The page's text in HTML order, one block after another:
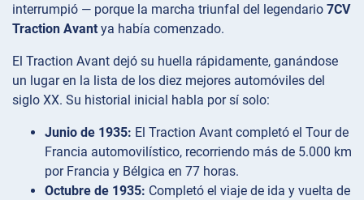
interrumpió — porque la marcha triunfal del legendario 7CV
Traction Avant ya había comenzado.
El Traction Avant dejó su huella rápidamente, ganándose
un lugar en la lista de los diez mejores automóviles del
siglo XX. Su historial inicial habla por sí solo:
Junio de 1935: El Traction Avant completó el Tour de
Francia automovilístico, recorriendo más de 5.000 km
por Francia y Bélgica en 77 horas.
Octubre de 1935: Completó el viaje de ida y vuelta de